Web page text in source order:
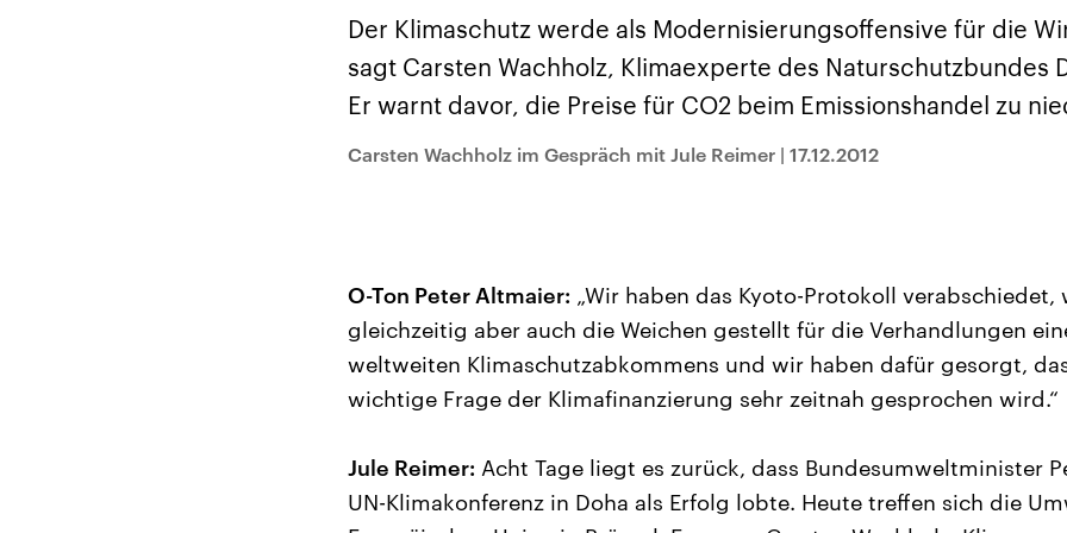
Sachsen-Anhalt wählt
am 6. September 2026
einen neuen Landtag.
Seit 2021 wird das
Bundesland von einer
Koalition aus CDU, SPD
Umfragen, Prognosen,
Hintergründe
Wirtschaftlich und
militärisch gehören die
Vereinigten Staaten zu
den mächtigsten
Ländern der Erde, mit
aktuelle Weltgeschehen.
Der Überfall der
palästinensischen
Terrororganisation
Hamas im Oktober 2023
auf Israel hat in der
Region wieder die
möchte die Hamas
Der Iran – seit der
Islamischen
1979 auch
Republik Iran – ist
von einem
Religionsführer
Der Klimaschutz werde als Modernisierungsoffensive für die
sagt Carsten Wachholz, Klimaexperte des Naturschutzbundes
Er warnt davor, die Preise für CO2 beim Emissionshandel zu
Carsten Wachholz im Gespräch mit Jule Reimer | 17.12.2012
O-Ton Peter Altmaier: „Wir haben das Kyoto-Protokoll verabschiedet,
gleichzeitig aber auch die Weichen gestellt für die Verhandlungen
weltweiten Klimaschutzabkommens und wir haben dafür gesorgt,
wichtige Frage der Klimafinanzierung sehr zeitnah gesprochen wird.“
Jule Reimer: Acht Tage liegt es zurück, dass Bundesumweltminister
UN-Klimakonferenz in Doha als Erfolg lobte. Heute treffen sich die